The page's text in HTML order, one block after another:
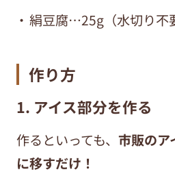
絹豆腐…25g（水切り不
作り方
1. アイス部分を作る
作るといっても、 市販のア
に移すだけ！